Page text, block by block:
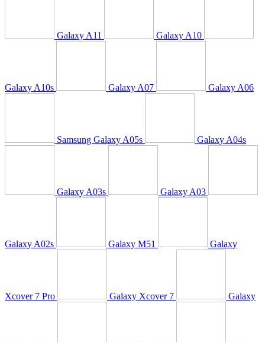
Galaxy A11 Galaxy A10
Galaxy A10s Galaxy A07 Galaxy A06
Samsung Galaxy A05s Galaxy A04s
Galaxy A03s Galaxy A03
Galaxy A02s Galaxy M51 Galaxy
Xcover 7 Pro Galaxy Xcover 7 Galaxy